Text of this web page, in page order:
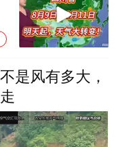
是风有多大，